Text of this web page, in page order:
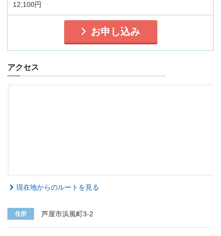
12,100円
お申し込み
アクセス
現在地からのルートを見る
住所 芦屋市浜風町3-2